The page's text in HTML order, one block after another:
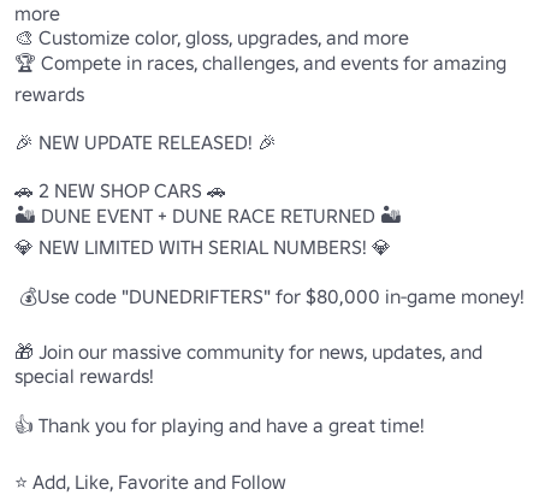
more
🎨 Customize color, gloss, upgrades, and more
🏆 Compete in races, challenges, and events for amazing
rewards
🎉 NEW UPDATE RELEASED! 🎉
🚗 2 NEW SHOP CARS 🚗
🏜️ DUNE EVENT + DUNE RACE RETURNED 🏜️
💎 NEW LIMITED WITH SERIAL NUMBERS! 💎
🎁 Join our massive community for news, updates, and
special rewards!
👍 Thank you for playing and have a great time!
⭐ Add, Like, Favorite and Follow